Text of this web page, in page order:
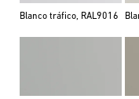
Blanco tráfico, RAL9016